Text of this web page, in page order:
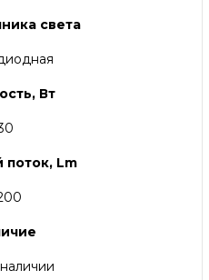
света
Вт
поток, Lm